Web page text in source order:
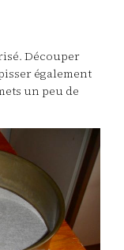
Découper
également
un peu de